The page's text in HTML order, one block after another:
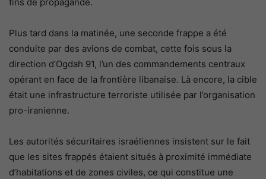
Plus tard dans la matinée, une seconde frappe a été
conduite par des avions de combat, cette fois sous la
direction d’Ogdah 91, l’un des commandements centraux
opérant en face de la frontière libanaise. Là encore, la cible
était une infrastructure terroriste utilisée par l’organisation
pro-iranienne.
Les autorités sécuritaires israéliennes insistent sur le fait
que les sites frappés étaient situés à proximité immédiate
d’habitations et de zones civiles, ce qui constitue une